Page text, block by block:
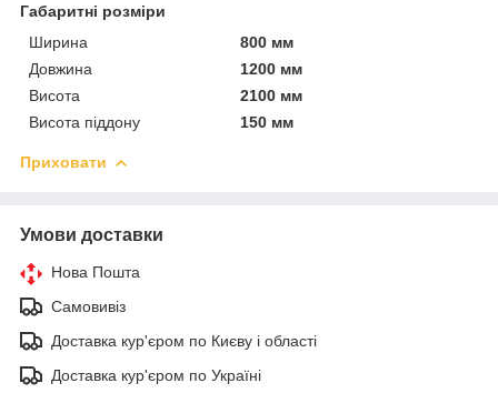
Габаритні розміри
Ширина
800 мм
Довжина
1200 мм
Висота
2100 мм
Висота піддону
150 мм
Приховати
Умови доставки
Нова Пошта
Самовивіз
Доставка кур'єром по Києву і області
Доставка кур'єром по Україні